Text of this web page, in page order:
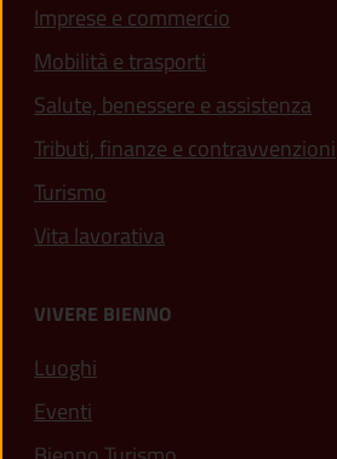
Imprese e commercio
Mobilità e trasporti
Salute, benessere e assistenza
Tributi, finanze e contravvenzioni
Turismo
Vita lavorativa
VIVERE BIENNO
Luoghi
Eventi